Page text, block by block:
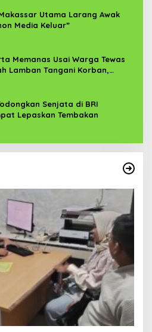
Utama Larang Awak
Media Keluar”
Memanas Usai Warga Tewas
Lamban Tangani Korban,
Senjata di BRI
Lepaskan Tembakan